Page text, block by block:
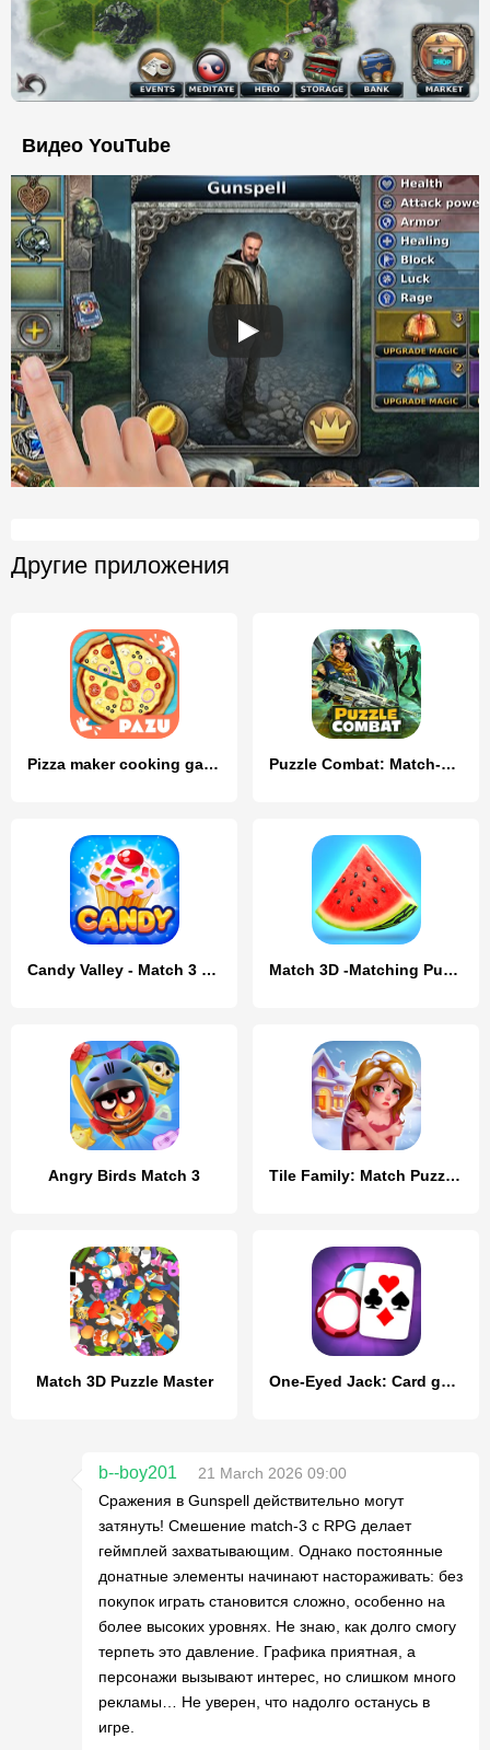
Видео YouTube
Другие приложения
Pizza maker cooking games Puzzle Combat: Match-3 RPG
Candy Valley - Match 3 Puzzle Match 3D -Matching Puzzle Game
Angry Birds Match 3 Tile Family: Match Puzzle Game
Match 3D Puzzle Master One-Eyed Jack: Card game
b--boy201
21 March 2026 09:00
Сражения в Gunspell действительно могут
затянуть! Смешение match-3 с RPG делает
геймплей захватывающим. Однако постоянные
донатные элементы начинают настораживать: без
покупок играть становится сложно, особенно на
более высоких уровнях. Не знаю, как долго смогу
терпеть это давление. Графика приятная, а
персонажи вызывают интерес, но слишком много
рекламы… Не уверен, что надолго останусь в
игре.